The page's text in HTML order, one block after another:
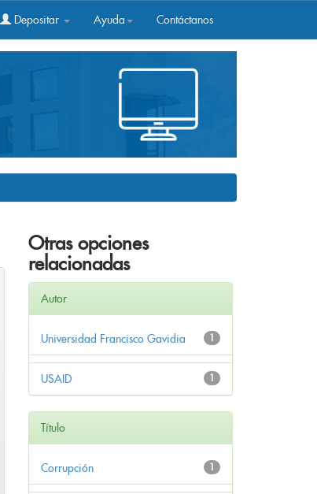
Depositar Ayuda Contáctanos
Otras opciones
relacionadas
Autor
1
Universidad Francisco Gavidia
1
USAID
Título
1
Corrupción